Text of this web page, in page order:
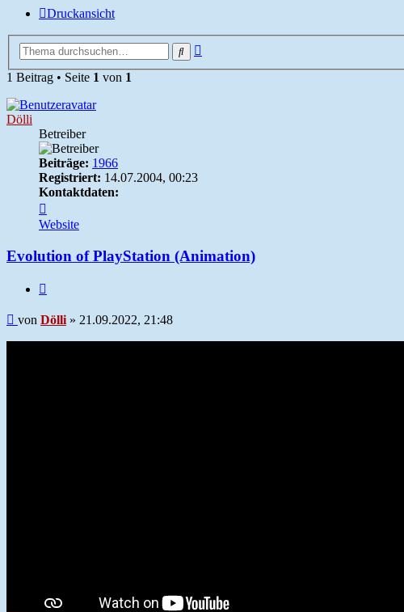
Druckansicht
Suche
1 Beitrag • Seite 1 von 1
Dölli
Betreiber
Beiträge: 1966
Registriert: 14.07.2004, 00:23
Kontaktdaten:
von
Dölli
Website
Evolution of PlayStation (Animation)
Beitrag
von Dölli » 21.09.2022, 21:48